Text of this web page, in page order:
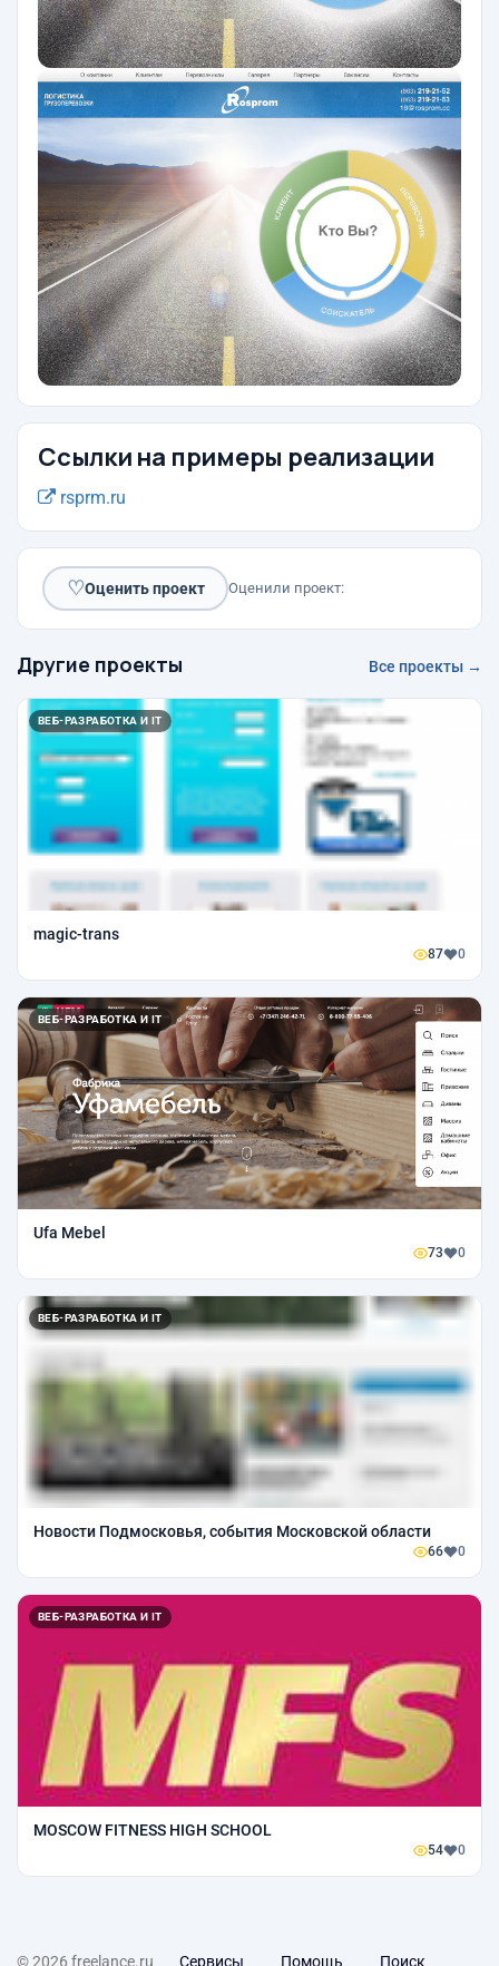
Ссылки на примеры реализации
rsprm.ru
♡Оценить проект Оценили проект:
Другие проекты Все проекты →
ВЕБ-РАЗРАБОТКА И IT
magic-trans
87 0
ВЕБ-РАЗРАБОТКА И IT
Ufa Mebel
73 0
ВЕБ-РАЗРАБОТКА И IT
Новости Подмосковья, события Московской области
66 0
ВЕБ-РАЗРАБОТКА И IT
MOSCOW FITNESS HIGH SCHOOL
54 0
© 2026 freelance.ru Сервисы Помощь Поиск